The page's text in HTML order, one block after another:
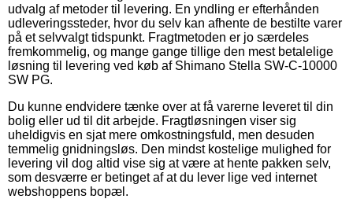
udvalg af metoder til levering. En yndling er efterhånden
udleveringssteder, hvor du selv kan afhente de bestilte varer
på et selvvalgt tidspunkt. Fragtmetoden er jo særdeles
fremkommelig, og mange gange tillige den mest betalelige
løsning til levering ved køb af Shimano Stella SW-C-10000
SW PG.
Du kunne endvidere tænke over at få varerne leveret til din
bolig eller ud til dit arbejde. Fragtløsningen viser sig
uheldigvis en sjat mere omkostningsfuld, men desuden
temmelig gnidningsløs. Den mindst kostelige mulighed for
levering vil dog altid vise sig at være at hente pakken selv,
som desværre er betinget af at du lever lige ved internet
webshoppens bopæl.